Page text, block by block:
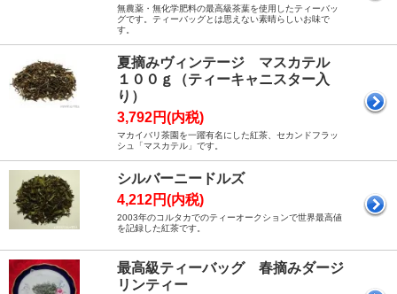
無農薬・無化学肥料の最高級茶葉を使用したティーバッ
グです。ティーバッグとは思えない素晴らしいお味で
す。
夏摘みヴィンテージ マスカテル
１００ｇ（ティーキャニスター入
り）
3,792円(内税)
マカイバリ茶園を一躍有名にした紅茶、セカンドフラッ
シュ「マスカテル」です。
シルバーニードルズ
4,212円(内税)
2003年のコルタカでのティーオークションで世界最高値
を記録した紅茶です。
最高級ティーバッグ 春摘みダージ
リンティー